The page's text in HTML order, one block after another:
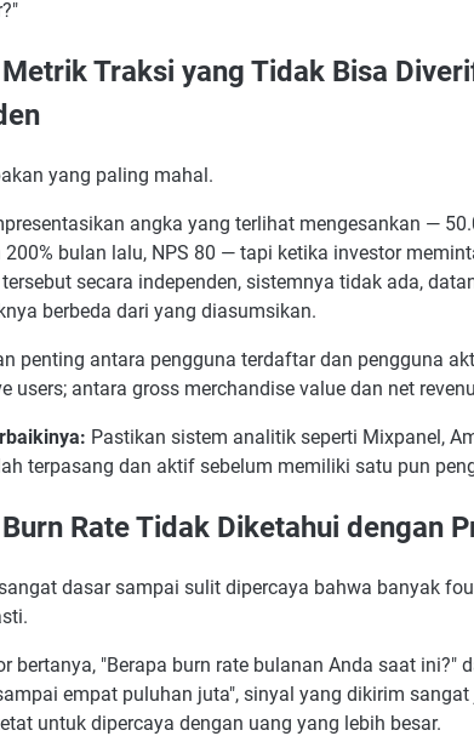
Traksi yang Tidak Bisa
yang paling mahal.
angka yang terlihat mengesankan —
200% bulan lalu, NPS 80 — tapi ketika investor
secara independen, sistemnya tidak ada,
berbeda dari yang diasumsikan.
penting antara pengguna terdaftar dan pengguna
users; antara gross merchandise value dan net
Pastikan sistem analitik seperti Mixpanel,
terpasang dan aktif sebelum memiliki satu pun
Rate Tidak Diketahui dengan
dasar sampai sulit dipercaya bahwa banyak
bertanya, "Berapa burn rate bulanan Anda saat ini?"
empat puluhan juta", sinyal yang dikirim
untuk dipercaya dengan uang yang lebih besar.